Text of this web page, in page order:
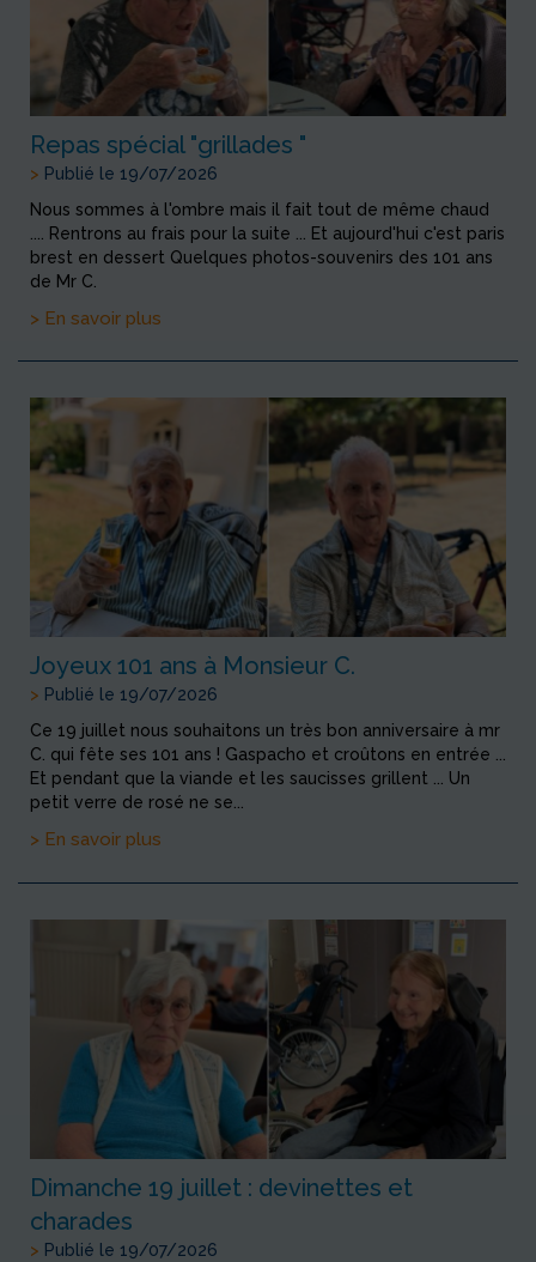
Repas spécial "grillades "
> Publié le 19/07/2026
Nous sommes à l'ombre mais il fait tout de même chaud
.... Rentrons au frais pour la suite ... Et aujourd'hui c'est paris
brest en dessert Quelques photos-souvenirs des 101 ans
de Mr C.
> En savoir plus
Joyeux 101 ans à Monsieur C.
> Publié le 19/07/2026
Ce 19 juillet nous souhaitons un très bon anniversaire à mr
C. qui fête ses 101 ans ! Gaspacho et croûtons en entrée ...
Et pendant que la viande et les saucisses grillent ... Un
petit verre de rosé ne se...
> En savoir plus
Dimanche 19 juillet : devinettes et
charades
> Publié le 19/07/2026